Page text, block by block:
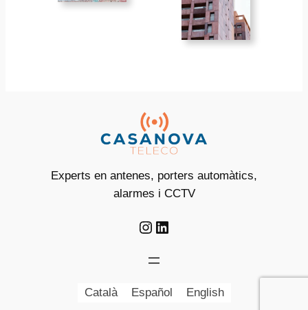
Experts en antenes, porters automàtics,
alarmes i CCTV
Instagram
LinkedIn
Català Español English